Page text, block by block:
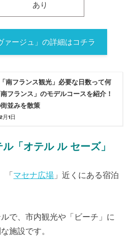
あり
ァージュ」の詳細はコチラ
「南フランス観光」必要な日数って何
フランス」のモデルコースを紹介！
並みを散策
月1日
「オテル ル セーズ」
「マセナ広場 」近くにある宿泊
で、市内観光や「ビーチ」に
施設です。